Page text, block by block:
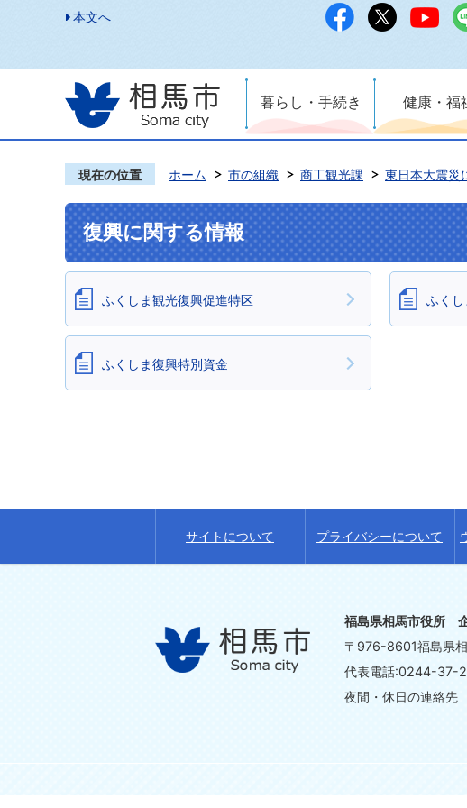
本文へ
暮らし・手続き 健康・福
現在の位置 ホーム 市の組織 商工観光課 東日本大震災
復興に関する情報
ふくしま観光復興促進特区 ふく
ふくしま復興特別資金
サイトについて プライバシーについて
福島県相馬市役所
〒976-8601福島県
代表電話:0244-37-
夜間・休日の連絡